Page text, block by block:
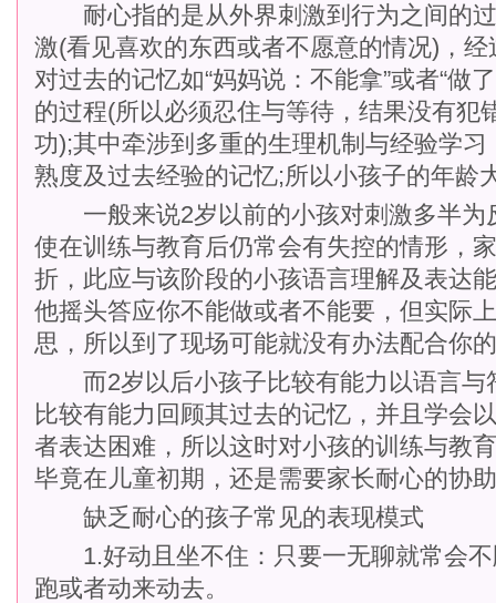
耐心指的是从外界刺激到行为之间的过
激(看见喜欢的东西或者不愿意的情况)，
对过去的记忆如“妈妈说：不能拿”或者“做
的过程(所以必须忍住与等待，结果没有犯
功);其中牵涉到多重的生理机制与经验学
熟度及过去经验的记忆;所以小孩子的年龄
一般来说2岁以前的小孩对刺激多半为
使在训练与教育后仍常会有失控的情形，
折，此应与该阶段的小孩语言理解及表达
他摇头答应你不能做或者不能要，但实际
思，所以到了现场可能就没有办法配合你
而2岁以后小孩子比较有能力以语言与
比较有能力回顾其过去的记忆，并且学会
者表达困难，所以这时对小孩的训练与教
毕竟在儿童初期，还是需要家长耐心的协
缺乏耐心的孩子常见的表现模式
1.好动且坐不住：只要一无聊就常会不
跑或者动来动去。